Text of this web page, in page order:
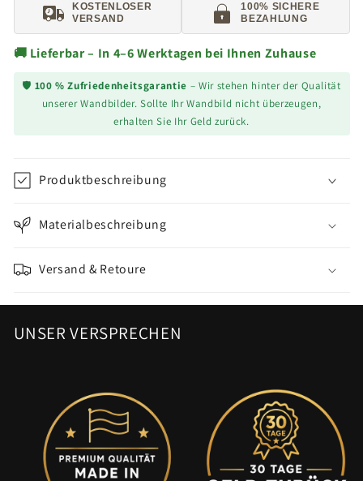
KOSTENLOSER
VERSAND
100% SICHERE
BEZAHLUNG
🚚 Lieferbar – In 4–6 Werktagen bei Ihnen Zuhause
🛡️ 100 % Zufriedenheitsgarantie – Wir stehen hinter der Qualität
unserer Wandbilder. Sollte Ihr Wandbild nicht überzeugen,
erhalten Sie Ihr Geld zurück.
Produktbeschreibung
Materialbeschreibung
Versand & Retoure
UNSER VERSPRECHEN